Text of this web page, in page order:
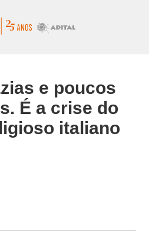
e poucos
É a crise do
italiano